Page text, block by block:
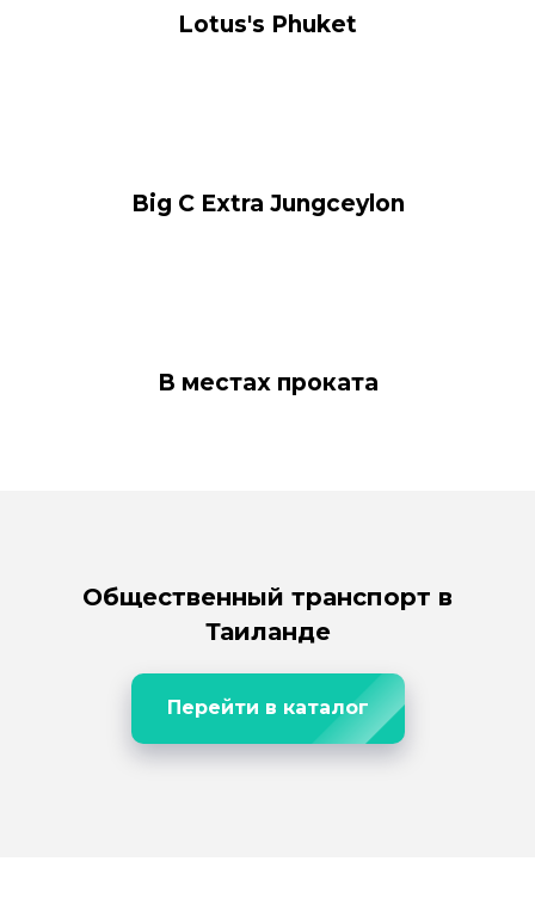
Lotus's Phuket
Big C Extra Jungceylon
В местах проката
Общественный транспорт в
Таиланде
Перейти в каталог